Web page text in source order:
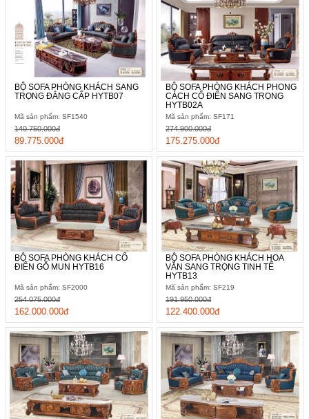
BỘ SOFA PHÒNG KHÁCH SANG
TRỌNG ĐẲNG CẤP HYTB07
Mã sản phẩm: SF1540
89.775.000đ
140.750.000đ
BỘ SOFA PHÒNG KHÁCH PHONG
CÁCH CỔ ĐIỂN SANG TRỌNG
HYTB02A
Mã sản phẩm: SF171
175.275.000đ
274.900.000đ
BỘ SOFA PHÒNG KHÁCH CỔ
ĐIỂN GỖ MUN HYTB16
Mã sản phẩm: SF2000
162.000.000đ
254.075.000đ
BỘ SOFA PHÒNG KHÁCH HOA
VĂN SANG TRỌNG TINH TẾ
HYTB13
Mã sản phẩm: SF219
122.400.000đ
191.950.000đ